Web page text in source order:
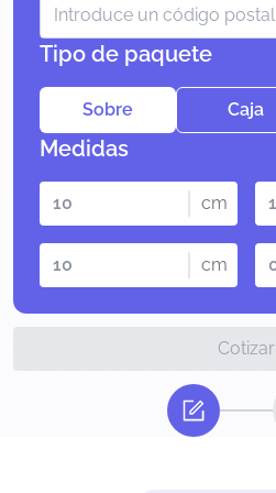
Tipo de paquete
Sobre Caja
Medidas
cm
cm
Cotizar